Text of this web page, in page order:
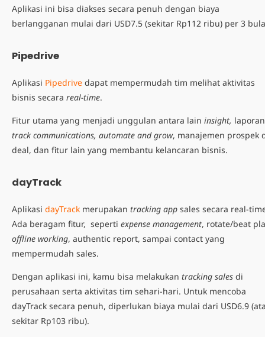
Aplikasi ini bisa diakses secara penuh dengan biaya
berlangganan mulai dari USD7.5 (sekitar Rp112 ribu) per 3
Pipedrive
Aplikasi Pipedrive dapat mempermudah tim melihat aktivitas
bisnis secara real-time.
Fitur utama yang menjadi unggulan antara lain insight,
track communications, automate and grow, manajemen prospek
deal, dan fitur lain yang membantu kelancaran bisnis.
dayTrack
Aplikasi dayTrack merupakan tracking app sales secara real-
Ada beragam fitur, seperti expense management, rotate/beat
offline working, authentic report, sampai contact yang
mempermudah sales.
Dengan aplikasi ini, kamu bisa melakukan tracking sales di
perusahaan serta aktivitas tim sehari-hari. Untuk mencoba
dayTrack secara penuh, diperlukan biaya mulai dari USD6.9
sekitar Rp103 ribu).